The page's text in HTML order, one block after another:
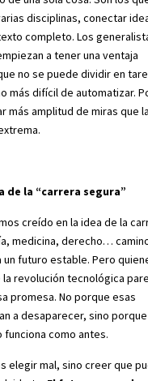
disciplinas, conectar
completo. Los
a tener una ventaja
no se puede dividir en
más difícil de automatizar.
más amplitud de miras que la
de la “carrera segura”
creído en la idea de la
medicina, derecho…
futuro estable. Pero
revolución tecnológica
promesa. No porque esas
a desaparecer, sino porque
funciona como antes.
elegir mal, sino creer que